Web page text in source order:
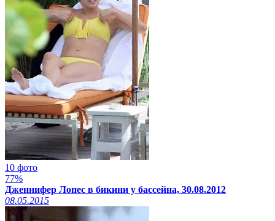
10 фото
77%
Дженнифер Лопес в бикини у бассейна, 30.08.2012
08.05.2015